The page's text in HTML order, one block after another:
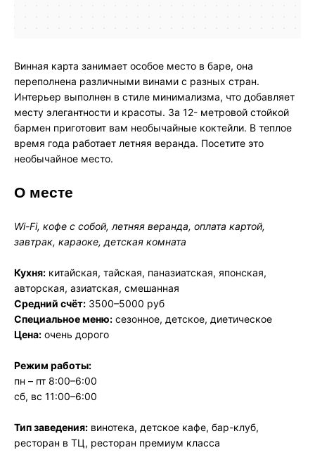
Винная карта занимает особое место в баре, она
переполнена различными винами с разных стран.
Интерьер выполнен в стиле минимализма, что добавляет
месту элегантности и красоты. За 12- метровой стойкой
бармен приготовит вам необычайные коктейли. В теплое
время года работает летняя веранда. Посетите это
необычайное место.
О месте
Wi-Fi, кофе с собой, летняя веранда, оплата картой,
завтрак, караоке, детская комната
Кухня: китайская, тайская, паназиатская, японская,
авторская, азиатская, смешанная
Средний счёт: 3500–5000 руб
Специальное меню: сезонное, детское, диетическое
Цена: очень дорого
Режим работы:
пн – пт 8:00–6:00
сб, вс 11:00–6:00
Тип заведения: винотека, детское кафе, бар-клуб,
ресторан в ТЦ, ресторан премиум класса